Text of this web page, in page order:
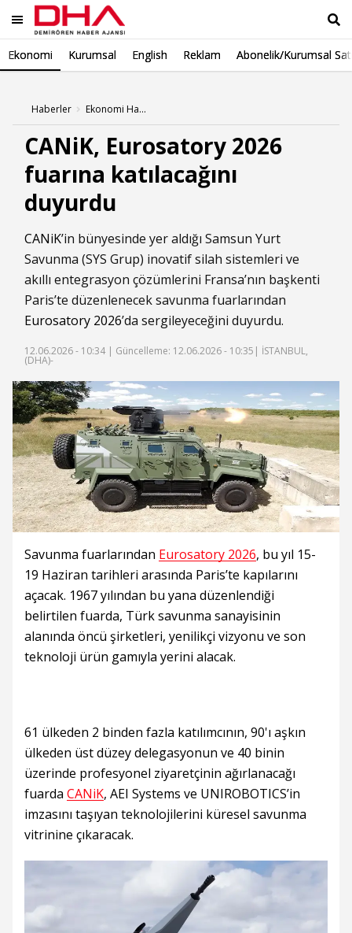
Ekonomi Kurumsal English Reklam Abonelik/Kurumsal
Haberler Ekonomi Haberleri
CANiK, Eurosatory 2026
fuarına katılacağını
duyurdu
CANiK’in bünyesinde yer aldığı Samsun Yurt
Savunma (SYS Grup) inovatif silah sistemleri ve
akıllı entegrasyon çözümlerini Fransa’nın başkenti
Paris’te düzenlenecek savunma fuarlarından
Eurosatory 2026’da sergileyeceğini duyurdu.
12.06.2026 - 10:34 | Güncelleme: 12.06.2026 - 10:35 | İSTANBUL,
(DHA)-
Savunma fuarlarından Eurosatory 2026, bu yıl 15-
19 Haziran tarihleri arasında Paris’te kapılarını
açacak. 1967 yılından bu yana düzenlendiği
belirtilen fuarda, Türk savunma sanayisinin
alanında öncü şirketleri, yenilikçi vizyonu ve son
teknoloji ürün gamıyla yerini alacak.
61 ülkeden 2 binden fazla katılımcının, 90'ı aşkın
ülkeden üst düzey delegasyonun ve 40 binin
üzerinde profesyonel ziyaretçinin ağırlanacağı
fuarda CANiK, AEI Systems ve UNIROBOTICS’in
imzasını taşıyan teknolojilerini küresel savunma
vitrinine çıkaracak.